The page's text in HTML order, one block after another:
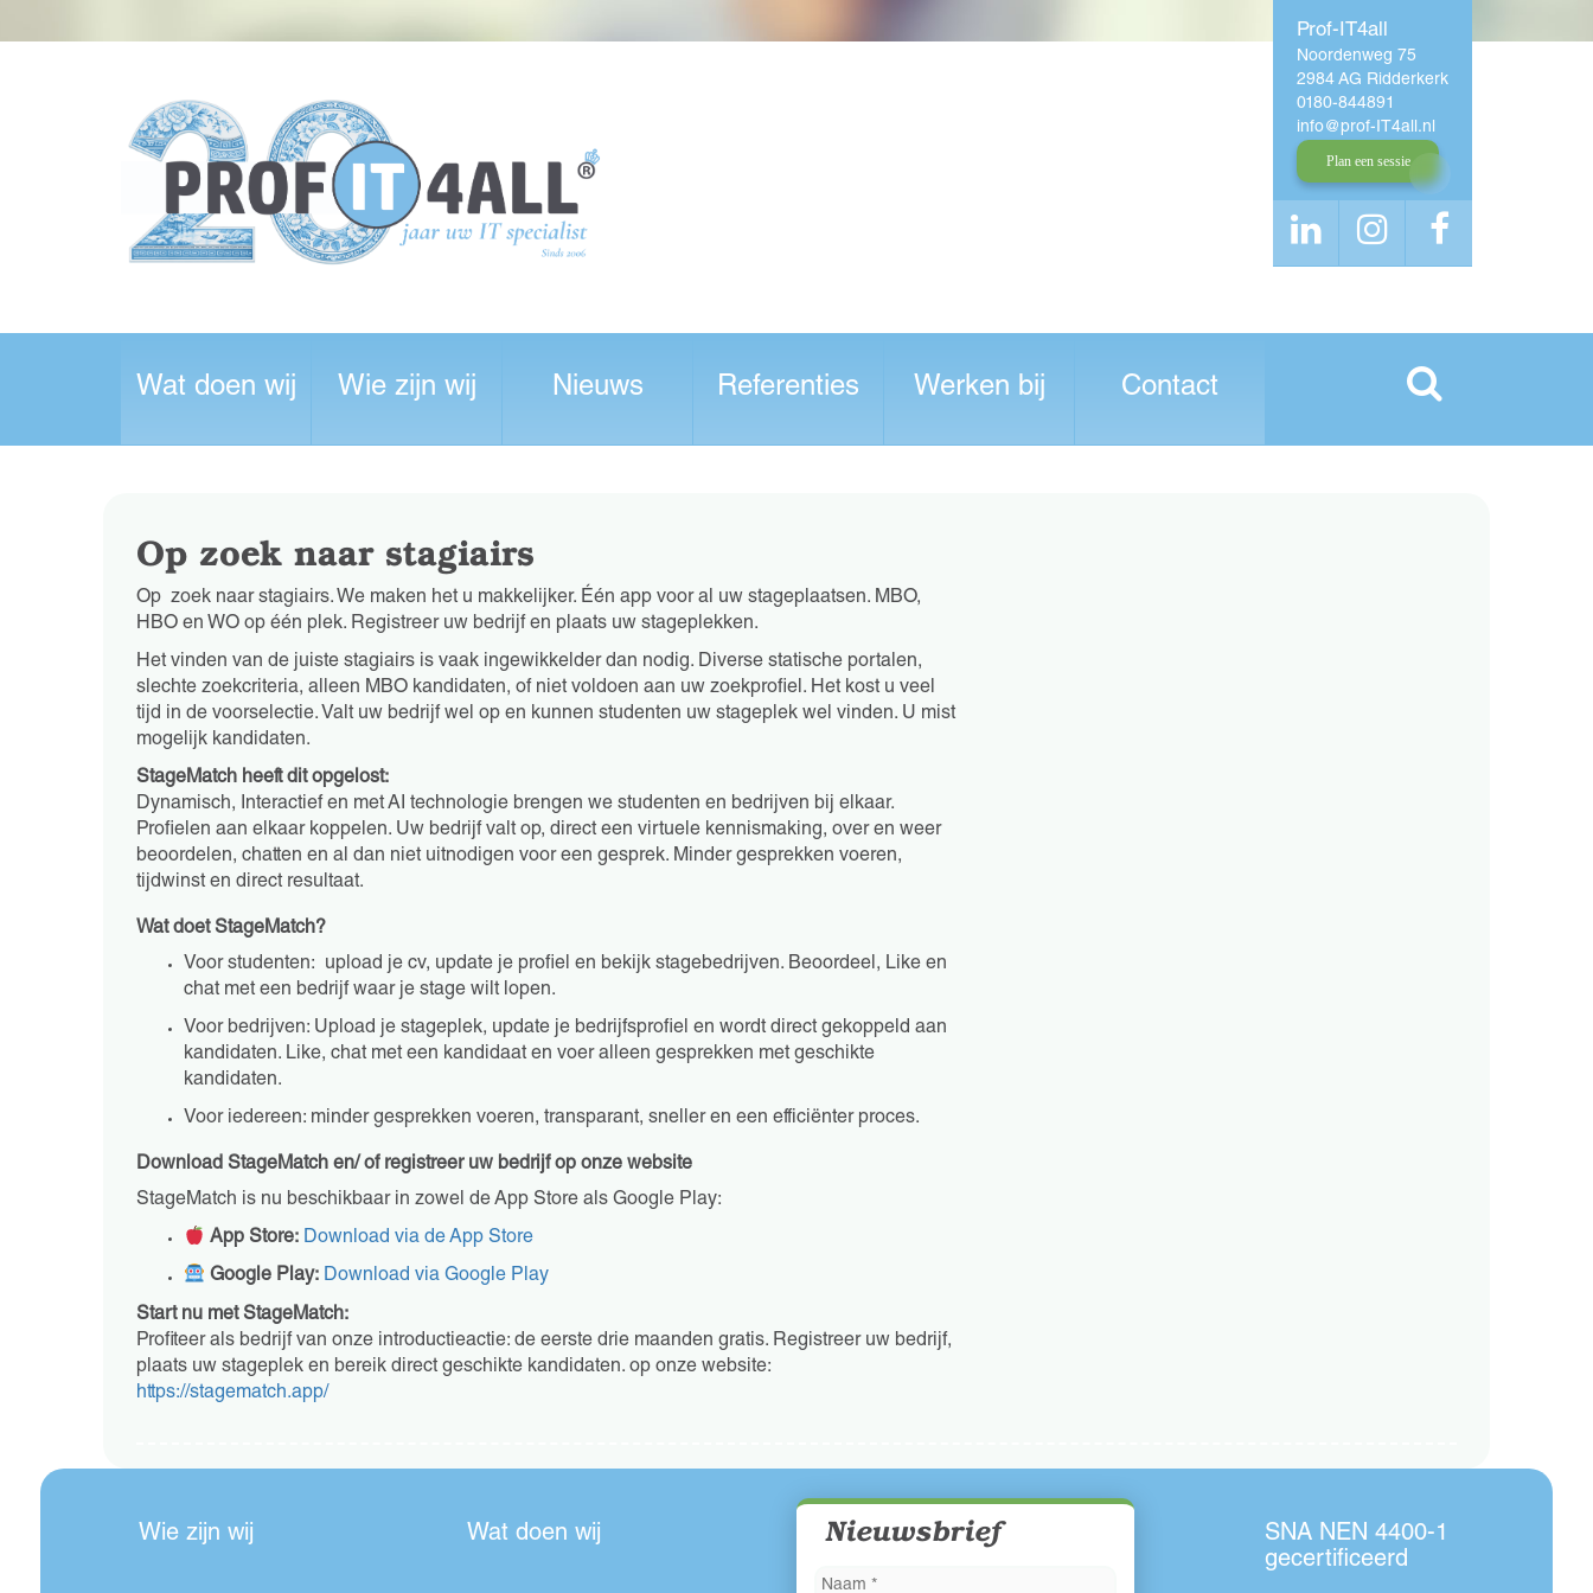
Prof-IT4all
Noordenweg 75
2984 AG Ridderkerk
0180-844891
info
prof-IT4all nl
Plan een sessie
Wat doen wij Wie zijn wij Nieuws Referenties Werken bij Contact
Op zoek naar stagiairs
Op zoek naar stagiairs. We maken het u makkelijker. Één app voor al uw stageplaatsen. MBO,
HBO en WO op één plek. Registreer uw bedrijf en plaats uw stageplekken.
Het vinden van de juiste stagiairs is vaak ingewikkelder dan nodig. Diverse statische portalen,
slechte zoekcriteria, alleen MBO kandidaten, of niet voldoen aan uw zoekprofiel. Het kost u veel
tijd in de voorselectie. Valt uw bedrijf wel op en kunnen studenten uw stageplek wel vinden. U mist
mogelijk kandidaten.
StageMatch heeft dit opgelost:
Dynamisch, Interactief en met AI technologie brengen we studenten en bedrijven bij elkaar.
Profielen aan elkaar koppelen. Uw bedrijf valt op, direct een virtuele kennismaking, over en weer
beoordelen, chatten en al dan niet uitnodigen voor een gesprek. Minder gesprekken voeren,
tijdwinst en direct resultaat.
Wat doet StageMatch?
Voor studenten: upload je cv, update je profiel en bekijk stagebedrijven. Beoordeel, Like en
chat met een bedrijf waar je stage wilt lopen.
Voor bedrijven: Upload je stageplek, update je bedrijfsprofiel en wordt direct gekoppeld aan
kandidaten. Like, chat met een kandidaat en voer alleen gesprekken met geschikte
kandidaten.
Voor iedereen: minder gesprekken voeren, transparant, sneller en een efficiënter proces.
Download StageMatch en/ of registreer uw bedrijf op onze website
StageMatch is nu beschikbaar in zowel de App Store als Google Play:
App Store: Download via de App Store
Google Play: Download via Google Play
Start nu met StageMatch:
Profiteer als bedrijf van onze introductieactie: de eerste drie maanden gratis. Registreer uw bedrijf,
plaats uw stageplek en bereik direct geschikte kandidaten. op onze website:
https://stagematch.app/
Wie zijn wij Wat doen wij Nieuwsbrief
SNA NEN 4400-1
gecertificeerd